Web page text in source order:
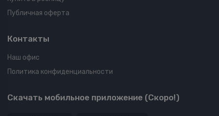
Публичная оферта
Контакты
Наш офис
Политика конфиденциальности
Скачать мобильное приложение (Скоро!)